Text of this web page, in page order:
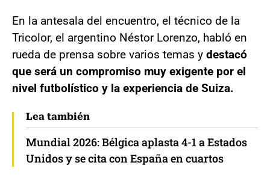
En la antesala del encuentro, el técnico de la
Tricolor, el argentino Néstor Lorenzo, habló en
rueda de prensa sobre varios temas y destacó
que será un compromiso muy exigente por el
nivel futbolístico y la experiencia de Suiza.
Lea también
Mundial 2026: Bélgica aplasta 4-1 a Estados
Unidos y se cita con España en cuartos